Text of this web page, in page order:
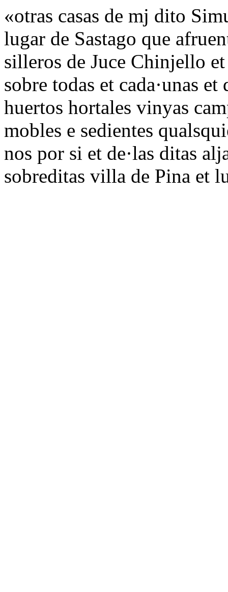
«otras casas de mj dito
lugar de Sastago que
silleros de Juce Chinjello
sobre todas et cada·unas et
huertos hortales vinyas
mobles e sedientes
nos por si et de·las ditas
sobreditas villa de Pina et